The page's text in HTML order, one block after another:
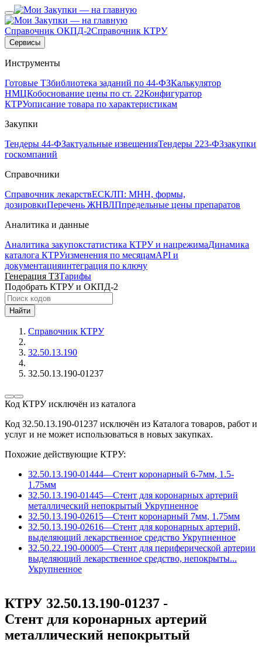
Справочник ОКПД-2Справочник КТРУ
Сервисы
Инструменты
Готовые ТЗбиблиотека заданий по 44-ФЗКалькулятор
НМЦКобоснование цены по ст. 22Конфигуратор
КТРУописание товара по характеристикам
Закупки
Тендеры 44-ФЗактуальные извещенияТендеры 223-ФЗзакупки
госкомпаний
Справочники
Справочник лекарствЕСКЛП: МНН, формы,
дозировкиПеречень ЖНВЛПпредельные цены препаратов
Аналитика и данные
Аналитика закупокстатистика КТРУ и нацрежимаДинамика
каталога КТРУизменения по месяцамAPI и
документацияинтеграция по ключу
Генерация ТЗТарифы
Подобрать КТРУ и ОКПД-2
Найти
Справочник КТРУ
32.50.13.190
32.50.13.190-01237
Код КТРУ исключён из каталога
Код 32.50.13.190-01237 исключён из Каталога товаров, работ и
услуг и не может использоваться в новых закупках.
Похожие действующие КТРУ:
32.50.13.190-01444—Стент коронарный 6-7мм, 1.5-
1.75мм
32.50.13.190-01445—Стент для коронарных артерий
металлический непокрытый Укрупненное
32.50.13.190-02615—Стент коронарный 7мм, 1.75мм
32.50.13.190-02616—Стент для коронарных артерий,
выделяющий лекарственное средство Укрупненное
32.50.22.190-00005—Стент для периферической артерии
выделяющий лекарственное средство, непокрыты...
Укрупненное
КТРУ 32.50.13.190-01237 -
Стент для коронарных артерий
металлический непокрытый